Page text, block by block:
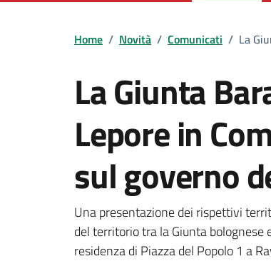
Home / Novità / Comunicati / La
La Giunta
Lepore in
sul governo
Dettagli della
Una presentazione dei rispettivi
del territorio tra la Giunta
residenza di Piazza del Popolo 1 a